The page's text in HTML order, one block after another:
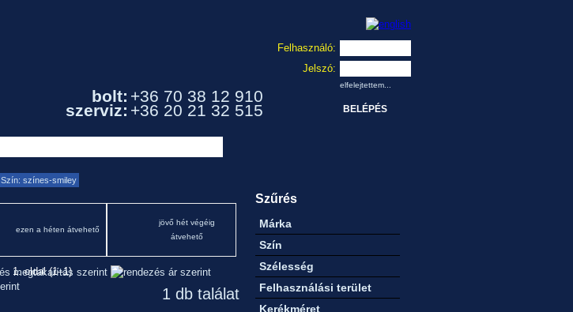
bolt: +36 70 38 12 910
szerviz: +36 20 21 32 515
Felhasználó:
Jelszó:
elfelejtettem...
Szín: színes-smiley
ezen a héten átvehető
jövő hét végéig
átvehető
1. oldal (1–1)
1 db találat
Szűrés
Márka
Szín
Szélesség
Felhasználási terület
Kerékméret